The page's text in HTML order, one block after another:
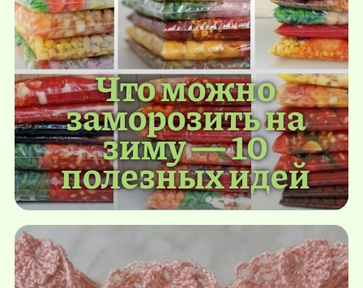
Что можно
заморозить на
зиму — 10
полезных идей